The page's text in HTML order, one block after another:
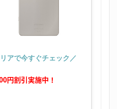
アで今すぐチェック／
円割引実施中！